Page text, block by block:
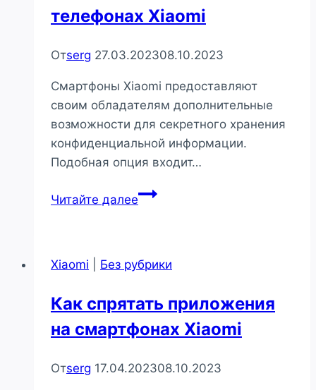
телефонах Xiaomi
Отserg 27.03.202308.10.2023
Смартфоны Xiaomi предоставляют
своим обладателям дополнительные
возможности для секретного хранения
конфиденциальной информации.
Подобная опция входит…
Читайте далееЛичные
Xiaomi
Xiaomi Без рубрики
Как спрятать приложения
на смартфонах Xiaomi
Отserg 17.04.202308.10.2023